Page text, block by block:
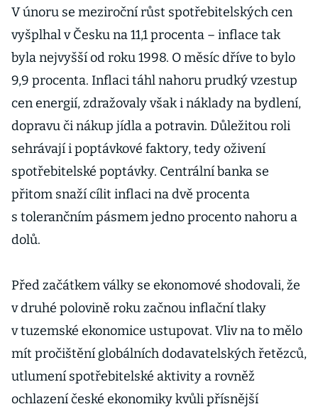
místem
V únoru se meziroční růst spotřebitelských cen
vyšplhal v Česku na 11,1 procenta – inflace tak
byla nejvyšší od roku 1998. O měsíc dříve to bylo
9,9 procenta. Inflaci táhl nahoru prudký vzestup
cen energií, zdražovaly však i náklady na bydlení,
dopravu či nákup jídla a potravin. Důležitou roli
sehrávají i poptávkové faktory, tedy oživení
spotřebitelské poptávky. Centrální banka se
přitom snaží cílit inflaci na dvě procenta
s tolerančním pásmem jedno procento nahoru a
dolů.
Před začátkem války se ekonomové shodovali, že
v druhé polovině roku začnou inflační tlaky
v tuzemské ekonomice ustupovat. Vliv na to mělo
mít pročištění globálních dodavatelských řetězců,
utlumení spotřebitelské aktivity a rovněž
ochlazení české ekonomiky kvůli přísnější